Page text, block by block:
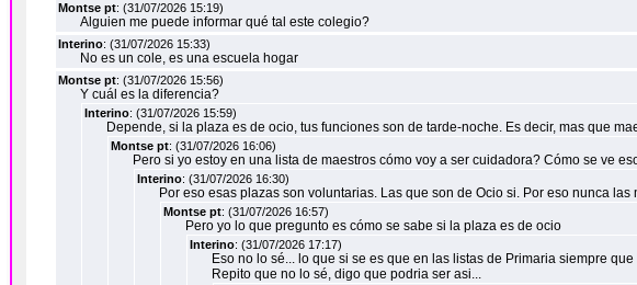
Montse pt: (31/07/2026 15:19)
Alguien me puede informar qué tal este colegio?
Interino: (31/07/2026 15:33)
No es un cole, es una escuela hogar
Montse pt: (31/07/2026 15:56)
Y cuál es la diferencia?
Interino: (31/07/2026 15:59)
Depende, si la plaza es de ocio, tus funciones son de tarde-noche. Es decir, mas que
Montse pt: (31/07/2026 16:06)
Pero si yo estoy en una lista de maestros cómo voy a ser cuidadora? Cómo se ve
Interino: (31/07/2026 16:30)
Por eso esas plazas son voluntarias. Las que son de Ocio si. Por eso nunca las
Montse pt: (31/07/2026 16:57)
Pero yo lo que pregunto es cómo se sabe si la plaza es de ocio
Interino: (31/07/2026 17:17)
Eso no lo sé... lo que si se es que en las listas de Primaria siempre
Repito que no lo sé, digo que podria ser asi...